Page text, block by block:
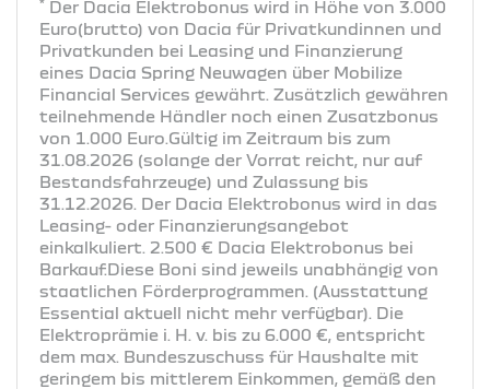
Der Dacia Elektrobonus wird in Höhe von 3.000
Euro(brutto) von Dacia für Privatkundinnen und
Privatkunden bei Leasing und Finanzierung
eines Dacia Spring Neuwagen über Mobilize
Financial Services gewährt. Zusätzlich gewähren
teilnehmende Händler noch einen Zusatzbonus
von 1.000 Euro.Gültig im Zeitraum bis zum
31.08.2026 (solange der Vorrat reicht, nur auf
Bestandsfahrzeuge) und Zulassung bis
31.12.2026. Der Dacia Elektrobonus wird in das
Leasing- oder Finanzierungsangebot
einkalkuliert. 2.500 € Dacia Elektrobonus bei
Barkauf.Diese Boni sind jeweils unabhängig von
staatlichen Förderprogrammen. (Ausstattung
Essential aktuell nicht mehr verfügbar). Die
Elektroprämie i. H. v. bis zu 6.000 €, entspricht
dem max. Bundeszuschuss für Haushalte mit
geringem bis mittlerem Einkommen, gemäß den